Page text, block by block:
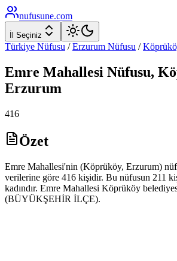
nufusune.com
İl Seçiniz
Türkiye Nüfusu / Erzurum Nüfusu /
Emre Mahallesi Nüfusu,
Erzurum
416
Özet
Emre Mahallesi'nin (Köprüköy, Erzurum)
verilerine göre 416 kişidir. Bu nüfusun 211
kadındır. Emre Mahallesi Köprüköy
(BÜYÜKŞEHİR İLÇE).